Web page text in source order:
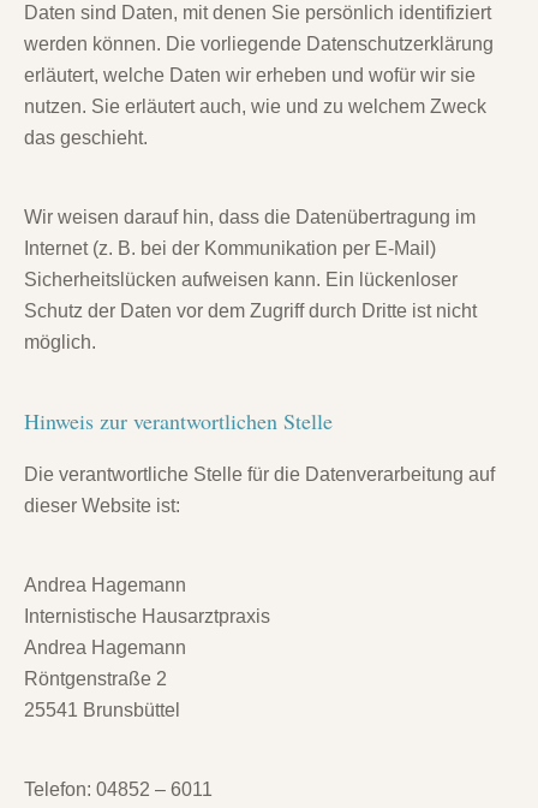
Daten sind Daten, mit denen Sie persönlich identifiziert
werden können. Die vorliegende Datenschutzerklärung
erläutert, welche Daten wir erheben und wofür wir sie
nutzen. Sie erläutert auch, wie und zu welchem Zweck
das geschieht.
Wir weisen darauf hin, dass die Datenübertragung im
Internet (z. B. bei der Kommunikation per E-Mail)
Sicherheitslücken aufweisen kann. Ein lückenloser
Schutz der Daten vor dem Zugriff durch Dritte ist nicht
möglich.
Hinweis zur verantwortlichen Stelle
Die verantwortliche Stelle für die Datenverarbeitung auf
dieser Website ist:
Andrea Hagemann
Internistische Hausarztpraxis
Andrea Hagemann
Röntgenstraße 2
25541 Brunsbüttel
Telefon: 04852 – 6011